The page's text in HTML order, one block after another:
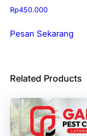
Rp450.000
Pesan Sekarang
Related Products